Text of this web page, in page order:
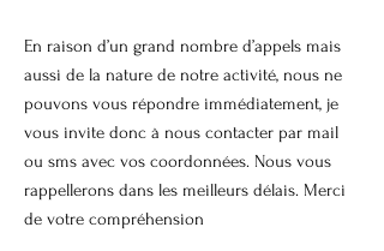
En raison d’un grand nombre d’appels mais
aussi de la nature de notre activité, nous ne
pouvons vous répondre immédiatement, je
vous invite donc à nous contacter par mail
ou sms avec vos coordonnées. Nous vous
rappellerons dans les meilleurs délais. Merci
de votre compréhension